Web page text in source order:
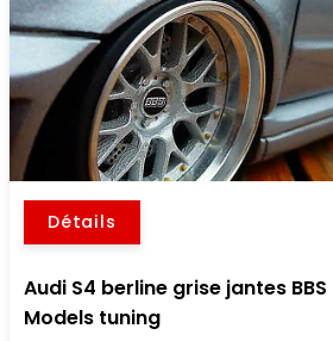
Détails
Audi S4 berline grise jantes
Models tuning